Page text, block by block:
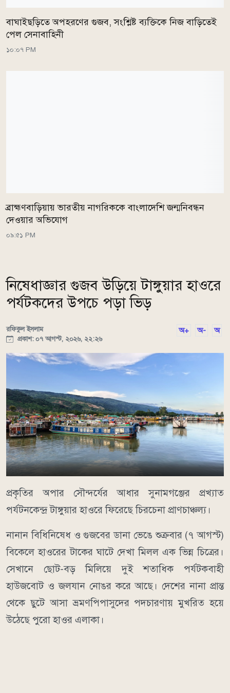
বাঘাইছড়িতে অপহরণের গুজব, সংশ্লিষ্ট ব্যক্তিকে নিজ বাড়িতেই
পেল সেনাবাহিনী
১০:০৭ PM
ব্রাহ্মণবাড়িয়ায় ভারতীয় নাগরিককে বাংলাদেশি জন্মনিবন্ধন
দেওয়ার অভিযোগ
০৯:৫১ PM
নিষেধাজ্ঞার গুজব উড়িয়ে টাঙ্গুয়ার হাওরে
পর্যটকদের উপচে পড়া ভিড়
রফিকুল ইসলাম
প্রকাশ: ০৭ আগস্ট, ২০২৬, ২২:২৬
অ+ অ- অ
​প্রকৃতির অপার সৌন্দর্যের আধার সুনামগঞ্জের প্রখ্যাত
পর্যটনকেন্দ্র টাঙ্গুয়ার হাওরে ফিরেছে চিরচেনা প্রাণচাঞ্চল্য।
নানান বিধিনিষেধ ও গুজবের ডানা ভেঙে শুক্রবার (৭ আগস্ট)
বিকেলে হাওরের টাকের ঘাটে দেখা মিলল এক ভিন্ন চিত্রের।
সেখানে ছোট-বড় মিলিয়ে দুই শতাধিক পর্যটকবাহী
হাউজবোট ও জলযান নোঙর করে আছে। দেশের নানা প্রান্ত
থেকে ছুটে আসা ভ্রমণপিপাসুদের পদচারণায় মুখরিত হয়ে
উঠেছে পুরো হাওর এলাকা।